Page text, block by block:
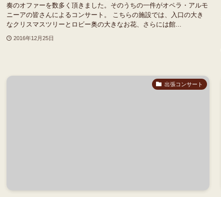
奏のオファーを数多く頂きました。そのうちの一件がオペラ・アルモ
ニーアの皆さんによるコンサート。 こちらの施設では、入口の大き
なクリスマスツリーとロビー奥の大きなお花、さらには館...
2016年12月25日
出張コンサート